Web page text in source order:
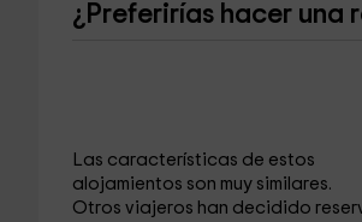
¿Preferirías hacer una
Las características de estos
alojamientos son muy similares.
Otros viajeros han decidido